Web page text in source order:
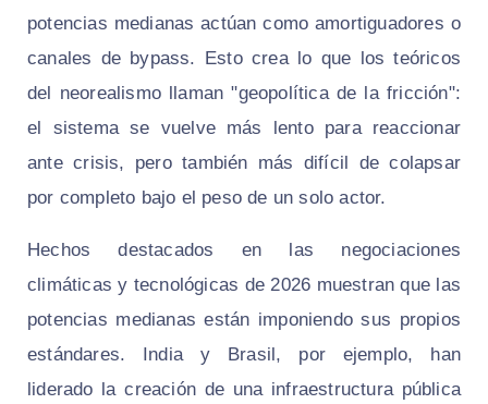
potencias medianas actúan como amortiguadores o
canales de bypass. Esto crea lo que los teóricos
del neorealismo llaman "geopolítica de la fricción":
el sistema se vuelve más lento para reaccionar
ante crisis, pero también más difícil de colapsar
por completo bajo el peso de un solo actor.
Hechos destacados en las negociaciones
climáticas y tecnológicas de 2026 muestran que las
potencias medianas están imponiendo sus propios
estándares. India y Brasil, por ejemplo, han
liderado la creación de una infraestructura pública